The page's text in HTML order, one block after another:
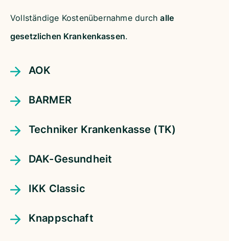
Vollständige Kostenübernahme durchalle
gesetzlichen Krankenkassen.
AOK
BARMER
Techniker Krankenkasse (TK)
DAK-Gesundheit
IKK Classic
Knappschaft